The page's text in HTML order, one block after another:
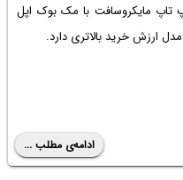
تاپ مایکروسافت با مک بوک اپل
ارزش خرید بالاتری دارد.
ادامه‌ی مطلب ...